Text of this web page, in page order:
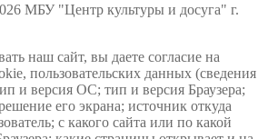
МБУ "Центр культуры и досуга" г.
наш сайт, вы даете согласие на
пользовательских данных (сведения
и версия ОС; тип и версия Браузера;
его экрана; источник откуда
с какого сайта или по какой